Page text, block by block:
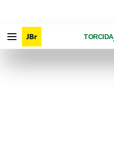
TORCIDA